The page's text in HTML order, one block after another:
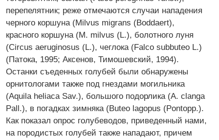
перепелятник; реже отмечаются случаи нападения
черного коршуна (Milvus migrans (Boddaert),
красного коршуна (M. milvus (L.), болотного луня
(Circus aeruginosus (L.), чеглока (Falco subbuteo L.)
(Патока, 1995; Аксенов, Тимошевский, 1994).
Останки съеденных голубей были обнаружены
орнитологами также под гнездами могильника
(Aquila heliaca Sav.), большого подорлика (A. clanga
Pall.), в погадках зимняка (Buteo lagopus (Pontopp.).
Как показал опрос голубеводов, приведенный нами,
на породистых голубей также нападают, причем